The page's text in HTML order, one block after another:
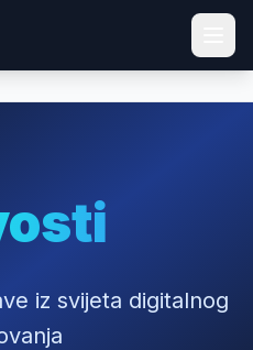
iz svijeta digitalnog